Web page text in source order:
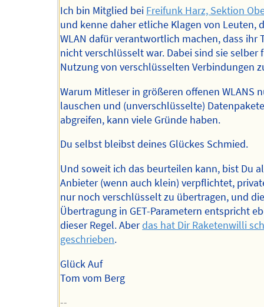
Ich bin Mitglied bei Freifunk Harz, Sektion
und kenne daher etliche Klagen von Leuten,
WLAN dafür verantwortlich machen, dass ihr
nicht verschlüsselt war. Dabei sind sie selber
Nutzung von verschlüsselten Verbindungen
Warum Mitleser in größeren offenen WLANS
lauschen und (unverschlüsselte)
abgreifen, kann viele Gründe haben.
Du selbst bleibst deines Glückes Schmied.
Und soweit ich das beurteilen kann, bist Du
Anbieter (wenn auch klein) verpflichtet,
nur noch verschlüsselt zu übertragen, und
Übertragung in GET-Parametern entspricht
dieser Regel. Aberdas hat Dir Raketenwilli
geschrieben.
Glück Auf
Tom vom Berg
--